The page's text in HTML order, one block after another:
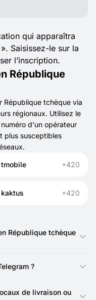
qui apparaîtra
Saisissez-le sur la
l’inscription.
République
République tchèque via
régionaux. Utilisez le
d'un opérateur
plus susceptibles
tmobile +420
kaktus +420
République tchèque
O2, Vodafone ou T-
vérification SMS en
?
une ligne WhatsApp
de livraison ou